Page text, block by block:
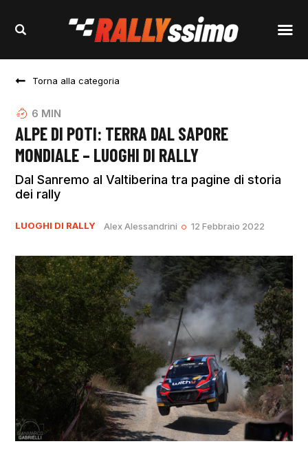
Torna alla categoria
6 MIN
ALPE DI POTI: TERRA DAL SAPORE
MONDIALE – LUOGHI DI RALLY
Dal Sanremo al Valtiberina tra pagine di storia
dei rally
LUOGHI DI RALLY Alex Alessandrini 12 Febbraio 2022